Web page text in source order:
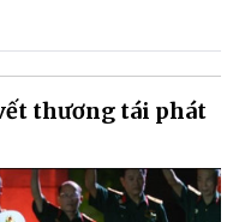
thương tái phát